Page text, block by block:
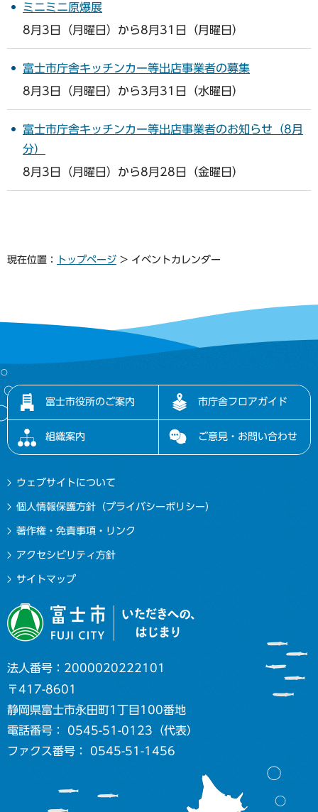
ミニミニ原爆展
8月3日（月曜日）から8月31日（月曜日）
富士市庁舎キッチンカー等出店事業者の募集
8月3日（月曜日）から3月31日（水曜日）
富士市庁舎キッチンカー等出店事業者のお知らせ（8月
分）
8月3日（月曜日）から8月28日（金曜日）
現在位置： トップページ > イベントカレンダー
富士市役所のご案内 市庁舎フロアガイド
組織案内 ご意見・お問い合わせ
ウェブサイトについて
個人情報保護方針（プライバシーポリシー）
著作権・免責事項・リンク
アクセシビリティ方針
サイトマップ
法人番号：2000020222101
〒417-8601
静岡県富士市永田町1丁目100番地
電話番号： 0545-51-0123（代表）
ファクス番号： 0545-51-1456